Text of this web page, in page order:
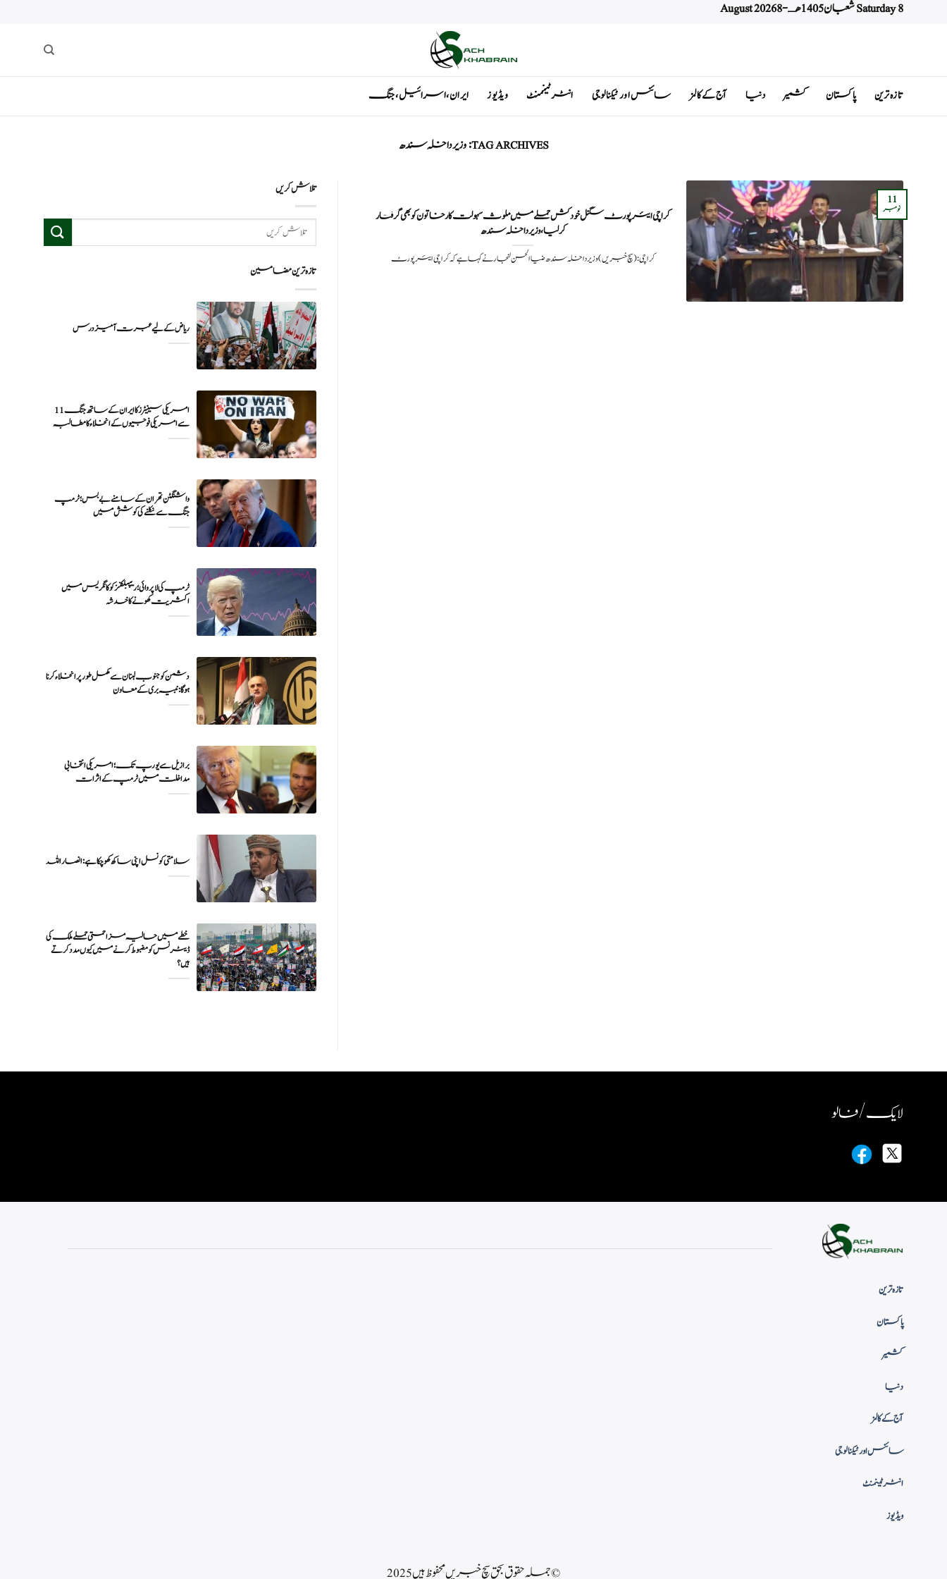
Saturday 8 شعبان 1405 هـ - 8 August 2026
تازہ ترین پاکستان کشمیر دنیا آج کے کالمز سائنس اور ٹیکنالوجی انٹرٹینمنٹ ویڈیوز ایران ، اسرائیل ، جنگ
TAG ARCHIVES: وزیر داخلہ سندھ
کراچی ایئرپورٹ سگنل خود کش حملے میں ملوث سہولت کار خاتون کو بھی گرفتار
کر لیا، وزیر داخلہ سندھ
کراچی: (سچ خبریں) وزیر داخلہ سندھ ضیا الحسن لنجار نے کہا ہے کہ کراچی ایئرپورٹ
11
نومبر
تلاش کریں
تازہ ترین مضامین
ریاض کے لیے عبرت آمیز درس
11 امریکی سینیٹرز کا ایران کے ساتھ جنگ
واشنگٹن تهران کے سامنے بے بس؛ ٹرمپ
جنگ سے نکلنے کی کوشش میں
ٹرمپ کی لا پروائی؛ ریپبلکنز کو کانگریس میں
اکثریت کھونے کا خدشہ
دشمن کو جنوب لبنان سے مکمل طور پر انخلاء کرنا
ہوگا: نبیہ بری کے معاون
برازیل سے یورپ تک؛ امریکی انتخابی
خطے میں حالیہ مزاحمتی حملے ملک کی
ڈیٹرنس کو مضبوط کرنے میں کیوں مدد کرتے
ہیں؟
لایک / فالو
تازہ ترین
پاکستان
کشمیر
دنیا
آج کے کالمز
سائنس اور ٹیکنالوجی
انٹرٹینمنٹ
ویڈیوز
© جملہ حقوق بحق سچ خبریں محفوظ ہیں 2025